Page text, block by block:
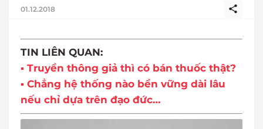
01.12.2018
TIN LIÊN QUAN:
▪ Truyền thông giả thì có bán thuốc thật?
▪ Chẳng hệ thống nào bền vững dài lâu
nếu chỉ dựa trên đạo đức…